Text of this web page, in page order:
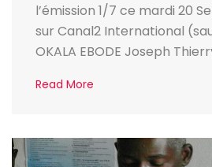
l’émission 1/7 ce mardi 20
sur Canal2 International
OKALA EBODE Joseph
Read More